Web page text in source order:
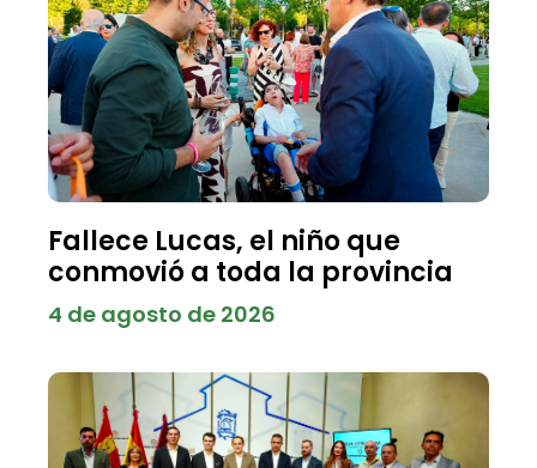
Fallece Lucas, el niño que
conmovió a toda la provincia
4 de agosto de 2026